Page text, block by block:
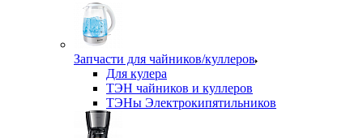
Запчасти для чайников/куллеров
Для кулера
ТЭН чайников и куллеров
ТЭНы Электрокипятильников